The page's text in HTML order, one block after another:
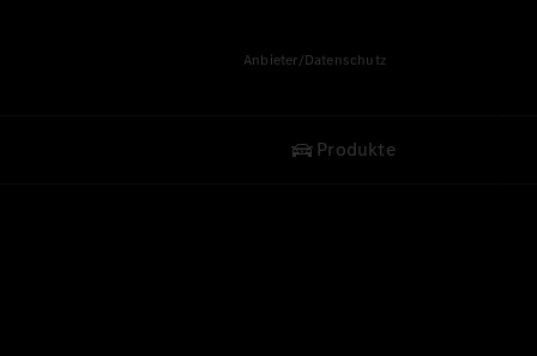
Anbieter/Datenschutz
Produkte